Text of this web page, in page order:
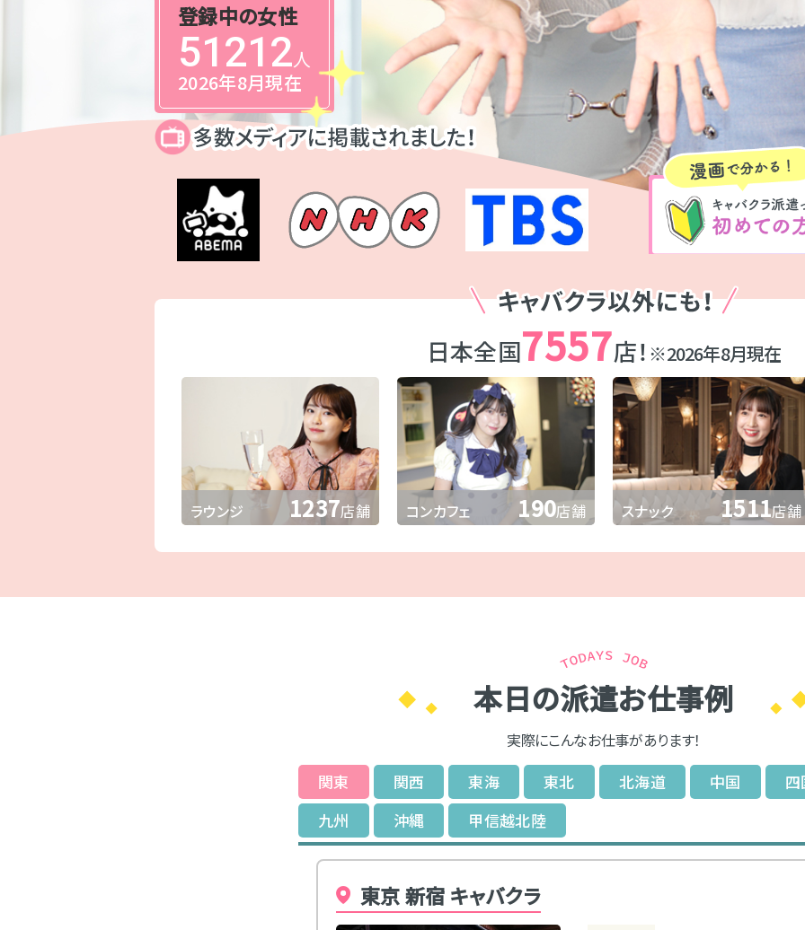
登録中の女性
51212人
2026年8月現在
日本全国7557店！ ※2026年8月現在
ラウンジ 1237店舗 コンカフェ 190店舗 スナック 1511店舗
本日の派遣お仕事例
実際にこんなお仕事があります！
関東 関西 東海 東北 北海道 中国
四
九州
沖縄 甲信越北陸
東京 新宿 キャバクラ